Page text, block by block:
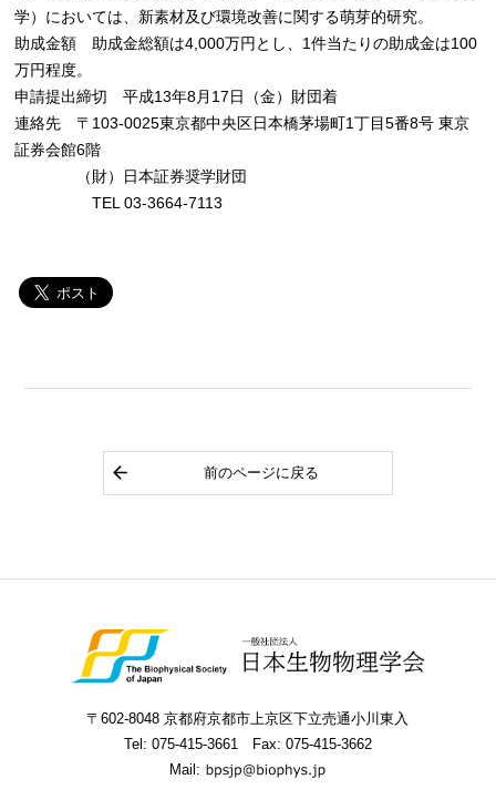
学）においては、新素材及び環境改善に関する萌芽的研究。
助成金額 助成金総額は4,000万円とし、1件当たりの助成金は100
万円程度。
申請提出締切 平成13年8月17日（金）財団着
連絡先 〒103-0025東京都中央区日本橋茅場町1丁目5番8号 東京
証券会館6階
（財）日本証券奨学財団
TEL 03-3664-7113
前のページに戻る
〒602-8048 京都府京都市上京区下立売通小川東入
Tel: 075-415-3661
Fax: 075-415-3662
Mail: